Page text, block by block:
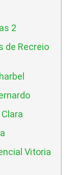
2
de Recreio
Vitoria